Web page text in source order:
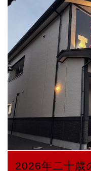
2026年二十歳